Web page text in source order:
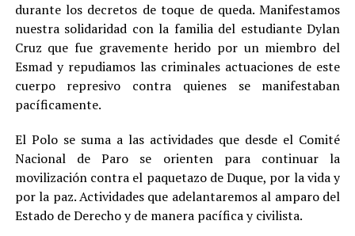
durante los decretos de toque de queda. Manifestamos
nuestra solidaridad con la familia del estudiante Dylan
Cruz que fue gravemente herido por un miembro del
Esmad y repudiamos las criminales actuaciones de este
cuerpo represivo contra quienes se manifestaban
pacíficamente.
El Polo se suma a las actividades que desde el Comité
Nacional de Paro se orienten para continuar la
movilización contra el paquetazo de Duque, por la vida y
por la paz. Actividades que adelantaremos al amparo del
Estado de Derecho y de manera pacífica y civilista.